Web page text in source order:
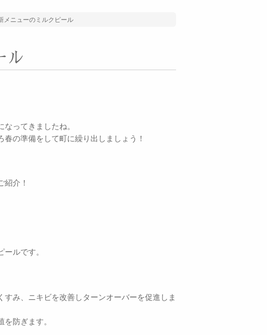
メニューのミルクピール
ル
ってきましたね。
の準備をして町に繰り出しましょう！
介！
ルです。
み、ニキビを改善しターンオーバーを促進しま
防ぎます。